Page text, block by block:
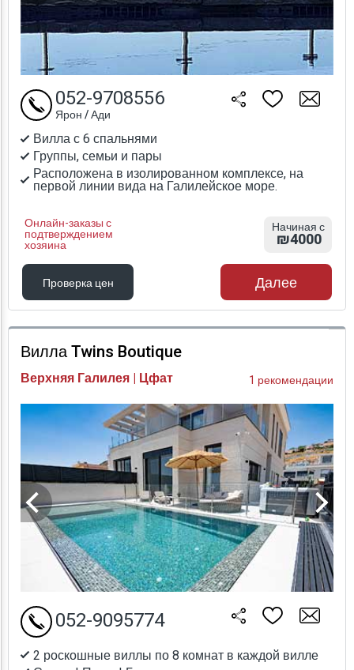
Вилла с 6 спальнями
Группы, семьи и пары
Расположена в изолированном комплексе, на
первой линии вида на Галилейское море.
Онлайн-заказы с
подтверждением
хозяина
052-9708556
Ярон / Ади
Начиная с
₪4000
Проверка цен
Проверка цен
Далее
Вилла Twins Boutique
Верхняя Галилея | Цфат 1 рекомендации
2 роскошные виллы по 8 комнат в каждой вилле
052-9095774